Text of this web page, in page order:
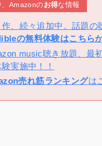
Amazonのお得な情報
、続々追加中。話題の
の無料体験はこちら
music聴き放題、最
実施中！！
売れ筋ランキングは